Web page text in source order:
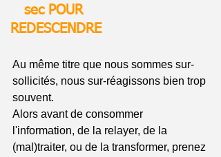
sec POUR
REDESCENDRE
Au même titre que nous sommes sur-
sollicités, nous sur-réagissons bien trop
souvent.
Alors avant de consommer
l'information, de la relayer, de la
(mal)traiter, ou de la transformer, prenez